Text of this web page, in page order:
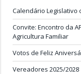
Calendário Legislativo
Convite: Encontro da
Agricultura Familiar
Votos de Feliz
Vereadores 2025/2028